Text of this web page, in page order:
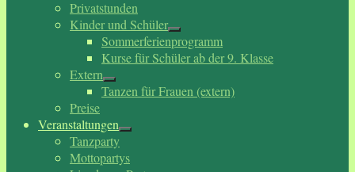
Privatstunden
Kinder und Schüler
Sommerferienprogramm
Kurse für Schüler ab der 9. Klasse
Extern
Tanzen für Frauen (extern)
Preise
Veranstaltungen
Tanzparty
Mottopartys